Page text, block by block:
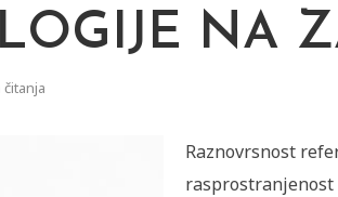
NA
čitanja
Raznovrsnost